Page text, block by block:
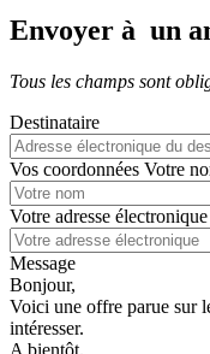
Envoyer à un
Tous les champs sont
Destinataire
Vos coordonnées Votre
Votre adresse électronique
Message
Bonjour,
Voici une offre parue sur
intéresser.
A bientôt.